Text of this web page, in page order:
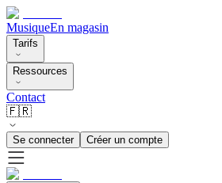
MusiqueEn magasin
Tarifs
Ressources
Contact
🇫🇷
Se connecter Créer un compte